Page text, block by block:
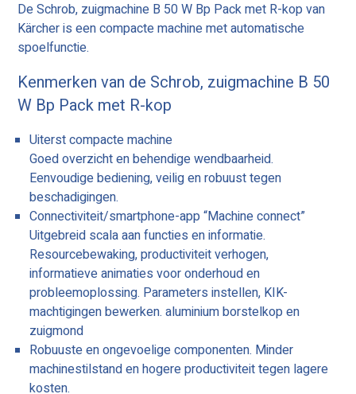
De Schrob, zuigmachine B 50 W Bp Pack met R-kop van
Kärcher is een compacte machine met automatische
spoelfunctie.
Kenmerken van de Schrob, zuigmachine B 50
W Bp Pack met R-kop
Uiterst compacte machine
Goed overzicht en behendige wendbaarheid.
Eenvoudige bediening, veilig en robuust tegen
beschadigingen.
Connectiviteit/smartphone-app “Machine connect”
Uitgebreid scala aan functies en informatie.
Resourcebewaking, productiviteit verhogen,
informatieve animaties voor onderhoud en
probleemoplossing. Parameters instellen, KIK-
machtigingen bewerken. aluminium borstelkop en
zuigmond
Robuuste en ongevoelige componenten. Minder
machinestilstand en hogere productiviteit tegen lagere
kosten.